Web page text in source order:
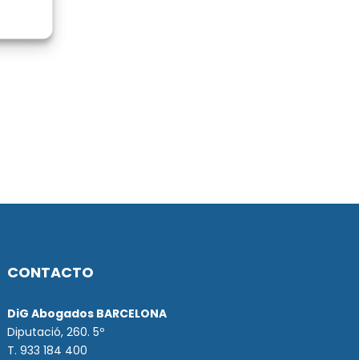
CONTACTO
DiG Abogados BARCELONA
Diputació, 260. 5º
T. 933 184 400